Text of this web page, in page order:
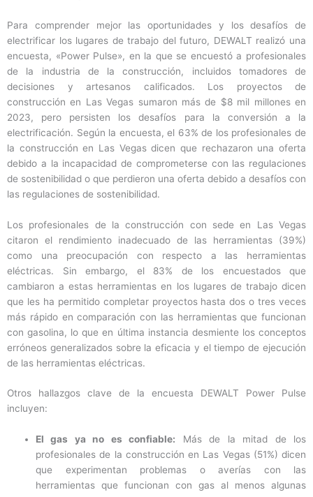
Para comprender mejor las oportunidades y los desafíos de
electrificar los lugares de trabajo del futuro, DEWALT realizó una
encuesta, «Power Pulse», en la que se encuestó a profesionales
de la industria de la construcción, incluidos tomadores de
decisiones y artesanos calificados. Los proyectos de
construcción en Las Vegas sumaron más de $8 mil millones en
2023, pero persisten los desafíos para la conversión a la
electrificación. Según la encuesta, el 63% de los profesionales de
la construcción en Las Vegas dicen que rechazaron una oferta
debido a la incapacidad de comprometerse con las regulaciones
de sostenibilidad o que perdieron una oferta debido a desafíos con
las regulaciones de sostenibilidad.
Los profesionales de la construcción con sede en Las Vegas
citaron el rendimiento inadecuado de las herramientas (39%)
como una preocupación con respecto a las herramientas
eléctricas. Sin embargo, el 83% de los encuestados que
cambiaron a estas herramientas en los lugares de trabajo dicen
que les ha permitido completar proyectos hasta dos o tres veces
más rápido en comparación con las herramientas que funcionan
con gasolina, lo que en última instancia desmiente los conceptos
erróneos generalizados sobre la eficacia y el tiempo de ejecución
de las herramientas eléctricas.
Otros hallazgos clave de la encuesta DEWALT Power Pulse
incluyen:
El gas ya no es confiable: Más de la mitad de los
profesionales de la construcción en Las Vegas (51%) dicen
que experimentan problemas o averías con las
herramientas que funcionan con gas al menos algunas